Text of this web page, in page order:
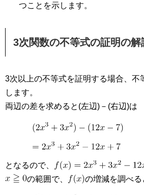
つことを示します。
3次関数の不等式の証明の解
3次以上の不等式を証明する場合、不
します。
両辺の差を求めると(左辺)－(右辺)は
となるので、
の範囲で、
の増減を調べる